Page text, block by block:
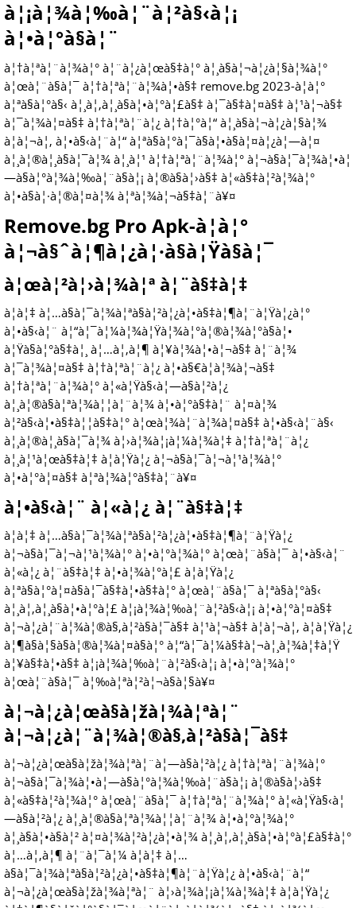
à¦¡à¦¾à¦‰à¦¨à¦²à§‹à¦¡
à¦•à¦°à§à¦¨
à¦†à¦ªà¦¨à¦¾à¦° à¦¨à¦¿à¦œà§‡à¦° à¦¸à§à¦¬à¦¿à¦§à¦¾à¦°
à¦œà¦¨à§à¦¯ à¦†à¦ªà¦¨à¦¾à¦•à§‡ remove.bg 2023-à¦à¦°
à¦ªà§à¦°à§‹ à¦¸à¦‚à¦¸à§à¦•à¦°à¦£à§‡ à¦¯à§‡à¦¤à§‡ à¦¹à¦¬à§‡
à¦¯à¦¾à¦¤à§‡ à¦†à¦ªà¦¨à¦¿ à¦†à¦°à¦“ à¦¸à§à¦¬à¦¿à¦§à¦¾
à¦à¦¬à¦‚ à¦•à§‹à¦¨à¦“ à¦ªà§à¦°à¦¯à§à¦•à§à¦¤à¦¿à¦—à¦¤
à¦¸à¦®à¦¸à§à¦¯à¦¾ à¦¸à¦¹ à¦†à¦ªà¦¨à¦¾à¦° à¦¬à§à¦¯à¦¾à¦•à¦
—à§à¦°à¦¾à¦‰à¦¨à§à¦¡ à¦®à§à¦›à§‡ à¦«à§‡à¦²à¦¾à¦°
à¦•à§à¦·à¦®à¦¤à¦¾ à¦ªà¦¾à¦¬à§‡à¦¨à¥¤
Remove.bg Pro Apk-à¦à¦°
à¦¬à§ˆà¦¶à¦¿à¦·à§à¦Ÿà§à¦¯
à¦œà¦²à¦›à¦¾à¦ª à¦¨à§‡à¦‡
à¦à¦‡ à¦…à§à¦¯à¦¾à¦ªà§à¦²à¦¿à¦•à§‡à¦¶à¦¨à¦Ÿà¦¿à¦°
à¦•à§‹à¦¨ à¦“à¦¯à¦¼à¦¾à¦Ÿà¦¾à¦°à¦®à¦¾à¦°à§à¦•
à¦Ÿà§à¦°à§‡à¦¸ à¦…à¦‚à¦¶ à¦¥à¦¾à¦•à¦¬à§‡ à¦¨à¦¾
à¦¯à¦¾à¦¤à§‡ à¦†à¦ªà¦¨à¦¿ à¦•à§€à¦­à¦¾à¦¬à§‡
à¦†à¦ªà¦¨à¦¾à¦° à¦«à¦Ÿà§‹à¦—à§à¦²à¦¿
à¦¸à¦®à§à¦ªà¦¾à¦¦à¦¨à¦¾ à¦•à¦°à§‡à¦¨ à¦¤à¦¾
à¦²à§‹à¦•à§‡à¦¦à§‡à¦° à¦œà¦¾à¦¨à¦¾à¦¤à§‡ à¦•à§‹à¦¨à§‹
à¦¸à¦®à¦¸à§à¦¯à¦¾ à¦›à¦¾à¦¡à¦¼à¦¾à¦‡ à¦†à¦ªà¦¨à¦¿
à¦¸à¦¹à¦œà§‡à¦‡ à¦à¦Ÿà¦¿ à¦¬à§à¦¯à¦¬à¦¹à¦¾à¦°
à¦•à¦°à¦¤à§‡ à¦ªà¦¾à¦°à§‡à¦¨à¥¤
à¦•à§‹à¦¨ à¦«à¦¿ à¦¨à§‡à¦‡
à¦à¦‡ à¦…à§à¦¯à¦¾à¦ªà§à¦²à¦¿à¦•à§‡à¦¶à¦¨à¦Ÿà¦¿
à¦¬à§à¦¯à¦¬à¦¹à¦¾à¦° à¦•à¦°à¦¾à¦° à¦œà¦¨à§à¦¯ à¦•à§‹à¦¨
à¦«à¦¿ à¦¨à§‡à¦‡ à¦•à¦¾à¦°à¦£ à¦à¦Ÿà¦¿
à¦ªà§à¦°à¦¤à§à¦¯à§‡à¦•à§‡à¦° à¦œà¦¨à§à¦¯ à¦ªà§à¦°à§‹
à¦¸à¦‚à¦¸à§à¦•à¦°à¦£ à¦¡à¦¾à¦‰à¦¨à¦²à§‹à¦¡ à¦•à¦°à¦¤à§‡
à¦¬à¦¿à¦¨à¦¾à¦®à§‚à¦²à§à¦¯à§‡ à¦¹à¦¬à§‡ à¦à¦¬à¦‚ à¦à¦Ÿà¦¿
à¦¶à§à¦§à§à¦®à¦¾à¦¤à§à¦° à¦“à¦¯à¦¼à§‡à¦¬à¦¸à¦¾à¦‡à¦Ÿ
à¦¥à§‡à¦•à§‡ à¦¡à¦¾à¦‰à¦¨à¦²à§‹à¦¡ à¦•à¦°à¦¾à¦°
à¦œà¦¨à§à¦¯ à¦‰à¦ªà¦²à¦¬à§à¦§à¥¤
à¦¬à¦¿à¦œà§à¦žà¦¾à¦ªà¦¨
à¦¬à¦¿à¦¨à¦¾à¦®à§‚à¦²à§à¦¯à§‡
à¦¬à¦¿à¦œà§à¦žà¦¾à¦ªà¦¨à¦—à§à¦²à¦¿ à¦†à¦ªà¦¨à¦¾à¦°
à¦¬à§à¦¯à¦¾à¦•à¦—à§à¦°à¦¾à¦‰à¦¨à§à¦¡ à¦®à§à¦›à§‡
à¦«à§‡à¦²à¦¾à¦° à¦œà¦¨à§à¦¯ à¦†à¦ªà¦¨à¦¾à¦° à¦«à¦Ÿà§‹à¦
—à§à¦²à¦¿ à¦¸à¦®à§à¦ªà¦¾à¦¦à¦¨à¦¾ à¦•à¦°à¦¾à¦°
à¦¸à§à¦•à§à¦² à¦¤à¦¾à¦²à¦¿à¦•à¦¾ à¦¸à¦‚à¦¸à§à¦•à¦°à¦£à§‡à¦°
à¦…à¦‚à¦¶ à¦¨à¦¯à¦¼ à¦à¦‡ à¦…
à§à¦¯à¦¾à¦ªà§à¦²à¦¿à¦•à§‡à¦¶à¦¨à¦Ÿà¦¿ à¦•à§‹à¦¨à¦“
à¦¬à¦¿à¦œà§à¦žà¦¾à¦ªà¦¨ à¦›à¦¾à¦¡à¦¼à¦¾à¦‡ à¦à¦Ÿà¦¿